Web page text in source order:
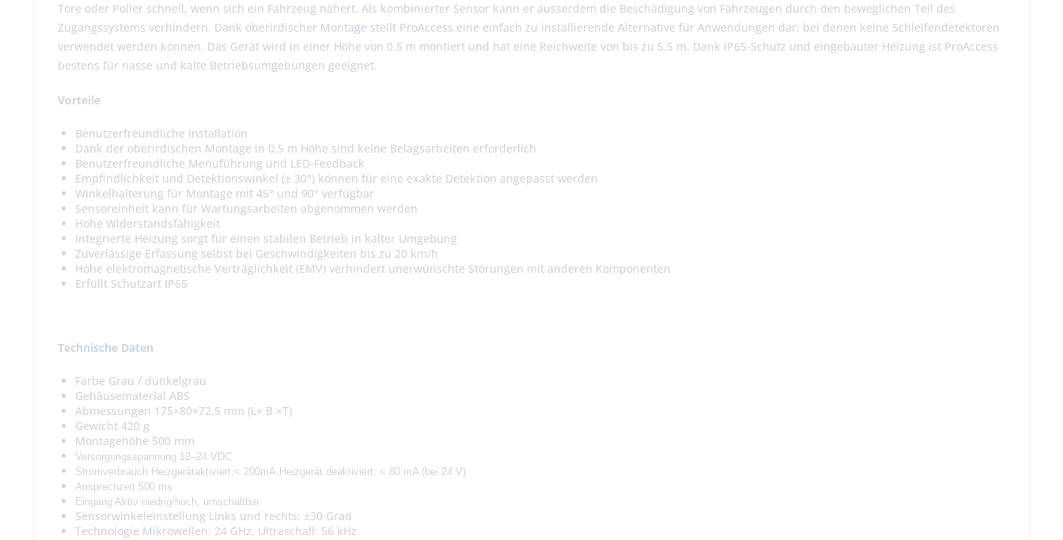
Tore oder Poller schnell, wenn sich ein Fahrzeug nähert. Als kombinierter Sensor kann er ausserdem die Beschädigung von Fahrzeugen durch den beweglichen Teil des
Zugangssystems verhindern. Dank oberirdischer Montage stellt ProAccess eine einfach zu installierende Alternative für Anwendungen dar, bei denen keine Schleifendetektoren
verwendet werden können. Das Gerät wird in einer Höhe von 0.5 m montiert und hat eine Reichweite von bis zu 5.5 m. Dank IP65-Schutz und eingebauter Heizung ist ProAccess
bestens für nasse und kalte Betriebsumgebungen geeignet.
Vorteile
Benutzerfreundliche Installation
Dank der oberirdischen Montage in 0.5 m Höhe sind keine Belagsarbeiten erforderlich
Benutzerfreundliche Menüführung und LED-Feedback
Empfindlichkeit und Detektionswinkel (± 30°) können für eine exakte Detektion angepasst werden
Winkelhalterung für Montage mit 45° und 90° verfügbar
Sensoreinheit kann für Wartungsarbeiten abgenommen werden
Hohe Widerstandsfähigkeit
Integrierte Heizung sorgt für einen stabilen Betrieb in kalter Umgebung
Zuverlässige Erfassung selbst bei Geschwindigkeiten bis zu 20 km/h
Hohe elektromagnetische Verträglichkeit (EMV) verhindert unerwünschte Störungen mit anderen Komponenten
Erfüllt Schutzart IP65
Technische Daten
Farbe Grau / dunkelgrau
Gehäusematerial ABS
Abmessungen 175×80×72.5 mm (L× B ×T)
Gewicht 420 g
Montagehöhe 500 mm
Versorgungsspannung 12–24 VDC
Stromverbrauch Heizgerätaktiviert: < 200mA, Heizgerät deaktiviert: < 80 mA (bei 24 V)
Ansprechzeit 500 ms
Eingang Aktiv niedrig/ hoch, umschaltbar
Sensorwinkeleinstellung Links und rechts: ±30 Grad
Technologie Mikrowellen: 24 GHz, Ultraschall: 56 kHz